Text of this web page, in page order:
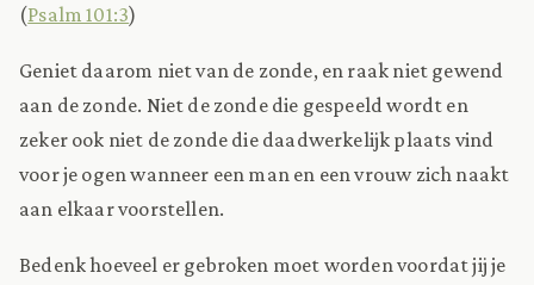
(Psalm 101:3)
Geniet daarom niet van de zonde, en raak niet gewend
aan de zonde. Niet de zonde die gespeeld wordt en
zeker ook niet de zonde die daadwerkelijk plaats vind
voor je ogen wanneer een man en een vrouw zich naakt
aan elkaar voorstellen.
Bedenk hoeveel er gebroken moet worden voordat jij je